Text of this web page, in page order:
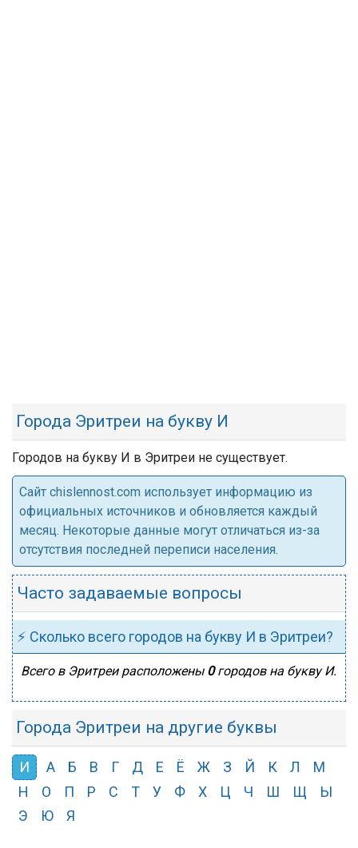
Города Эритреи на букву И
Городов на букву И в Эритреи не существует.
Cайт chislennost.com использует информацию из
официальных источников и обновляется каждый
месяц. Некоторые данные могут отличаться из-за
отсутствия последней переписи населения.
Часто задаваемые вопросы
⚡ Сколько всего городов на букву И в Эритреи?
Всего в Эритреи расположены 0городов на букву И.
Города Эритреи на другие буквы
И А Б В Г Д Е Ё Ж З Й К Л
М
Н
О П Р С Т У Ф Х Ц Ч Ш Щ
Ы
Э
Ю Я